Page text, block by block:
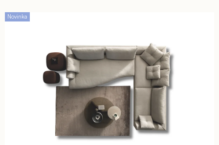
Novinka